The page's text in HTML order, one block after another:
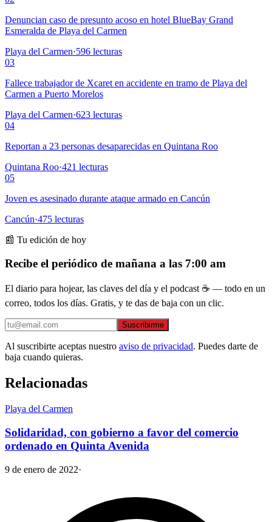
Denuncian caso de presunto acoso en hotel BlueBay Grand
Esmeralda de Playa del Carmen
Playa del Carmen·596 lecturas
03
Fallece trabajador de Xcaret en accidente en tramo de Playa del
Carmen a Puerto Morelos
Playa del Carmen·623 lecturas
04
Reportan a 23 personas desaparecidas en Quintana Roo
Quintana Roo·421 lecturas
05
Joven es asesinado durante ataque armado en Cancún
Cancún·475 lecturas
📰 Tu edición de hoy
Recibe el periódico de mañana a las 7:00 am
El diario para hojear, las claves del día y el podcast ☕ — todo en un
correo, todos los días. Gratis, y te das de baja con un clic.
Suscribirme
Al suscribirte aceptas nuestro aviso de privacidad. Puedes darte de
baja cuando quieras.
Relacionadas
Playa del Carmen
Solidaridad, con gobierno a favor del comercio
ordenado en Quinta Avenida
9 de enero de 2022·